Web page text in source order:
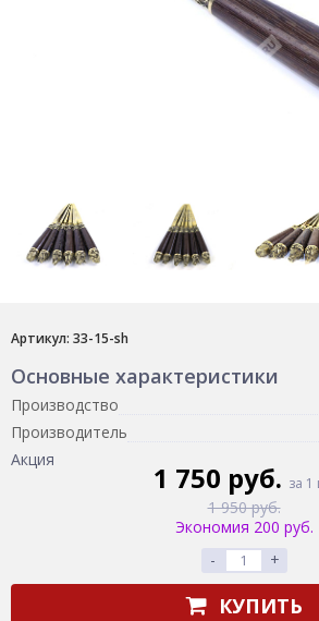
Артикул: 33-15-sh
Основные характеристики
Производство
Производитель
Акция
1 750 руб. за 1
1 950 руб.
Экономия 200 руб.
-
+
КУПИТЬ